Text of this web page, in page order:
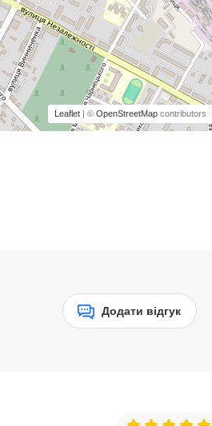
Leaflet| © OpenStreetMapcontributors
Додати відгук